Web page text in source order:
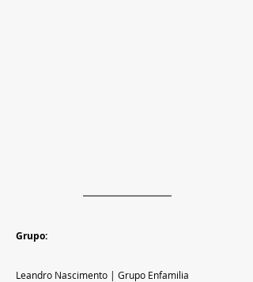
Grupo:
Leandro Nascimento | Grupo Enfamilia